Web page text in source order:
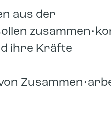
aus der
ihre Kräfte